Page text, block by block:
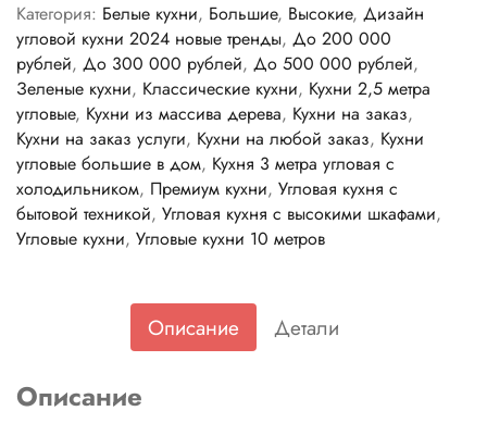
Категория: Белые кухни, Большие, Высокие, Дизайн
угловой кухни 2024 новые тренды, До 200 000
рублей, До 300 000 рублей, До 500 000 рублей,
Зеленые кухни, Классические кухни, Кухни 2,5 метра
угловые, Кухни из массива дерева, Кухни на заказ,
Кухни на заказ услуги, Кухни на любой заказ, Кухни
угловые большие в дом, Кухня 3 метра угловая с
холодильником, Премиум кухни, Угловая кухня с
бытовой техникой, Угловая кухня с высокими шкафами,
Угловые кухни, Угловые кухни 10 метров
Описание Детали
Описание